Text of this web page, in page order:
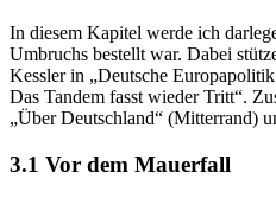
In diesem Kapitel werde ich
Umbruchs bestellt war. Dabei
Kessler in „Deutsche
Das Tandem fasst wieder Tritt“.
„Über Deutschland“ (Mitterrand)
3.1 Vor dem Mauerfall